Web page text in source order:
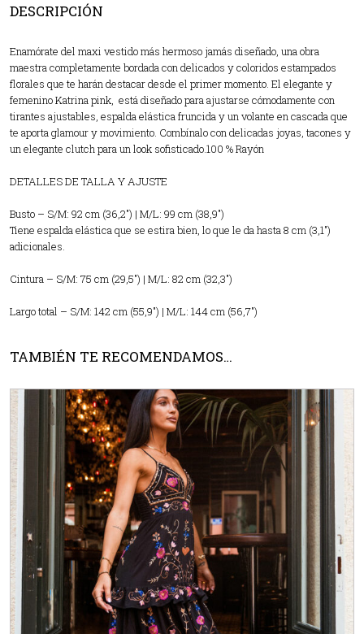
DESCRIPCIÓN
Enamórate del maxi vestido más hermoso jamás diseñado, una obra
maestra completamente bordada con delicados y coloridos estampados
florales que te harán destacar desde el primer momento. El elegante y
femenino Katrina pink, está diseñado para ajustarse cómodamente con
tirantes ajustables, espalda elástica fruncida y un volante en cascada que
te aporta glamour y movimiento. Combínalo con delicadas joyas, tacones y
un elegante clutch para un look sofisticado.100 % Rayón
DETALLES DE TALLA Y AJUSTE
Busto – S/M: 92 cm (36,2″) | M/L: 99 cm (38,9″)
Tiene espalda elástica que se estira bien, lo que le da hasta 8 cm (3,1″)
adicionales.
Cintura – S/M: 75 cm (29,5″) | M/L: 82 cm (32,3″)
Largo total – S/M: 142 cm (55,9″) | M/L: 144 cm (56,7″)
TAMBIÉN TE RECOMENDAMOS…